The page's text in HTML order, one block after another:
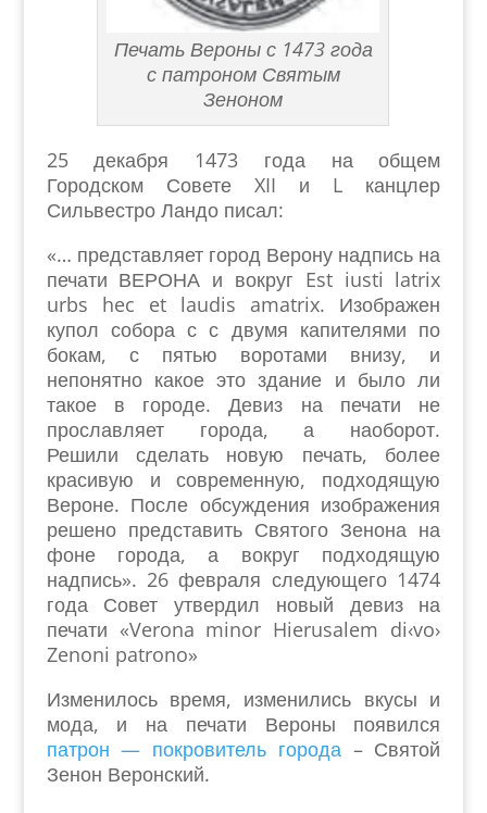
Печать Вероны с 1473 года
с патроном Святым
Зеноном
25 декабря 1473 года на общем
Городском Совете XII и L канцлер
Сильвестро Ландо писал:
«… представляет город Верону надпись на
печати ВЕРОНА и вокруг Est iusti latrix
urbs hec et laudis amatrix. Изображен
купол собора с с двумя капителями по
бокам, с пятью воротами внизу, и
непонятно какое это здание и было ли
такое в городе. Девиз на печати не
прославляет города, а наоборот.
Решили сделать новую печать, более
красивую и современную, подходящую
Вероне. После обсуждения изображения
решено представить Святого Зенона на
фоне города, а вокруг подходящую
надпись». 26 февраля следующего 1474
года Совет утвердил новый девиз на
печати «Verona minor Hierusalem di‹vo›
Zenoni patrono»
Изменилось время, изменились вкусы и
мода, и на печати Вероны появился
патрон — покровитель города– Святой
Зенон Веронский.